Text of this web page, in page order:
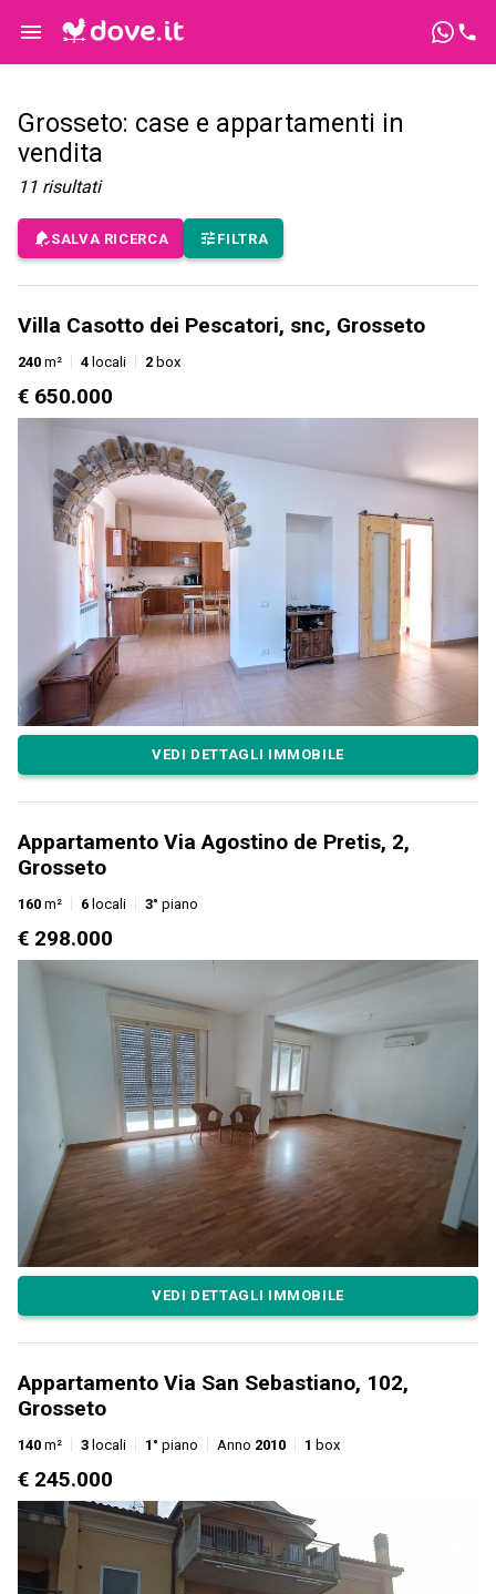
Grosseto: case e appartamenti in
vendita
11 risultati
SALVA RICERCA FILTRA
Villa Casotto dei Pescatori, snc, Grosseto
240 m² 4 locali 2 box
€ 650.000
VEDI DETTAGLI IMMOBILE
Appartamento Via Agostino de Pretis, 2,
Grosseto
160 m² 6 locali 3° piano
€ 298.000
VEDI DETTAGLI IMMOBILE
Appartamento Via San Sebastiano, 102,
Grosseto
140 m² 3 locali 1° piano Anno 2010 1 box
€ 245.000